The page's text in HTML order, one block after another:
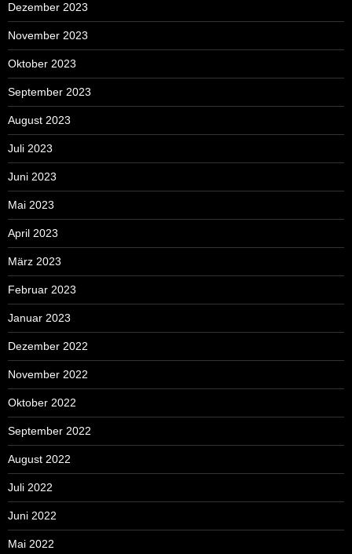
Dezember 2023
November 2023
Oktober 2023
September 2023
August 2023
Juli 2023
Juni 2023
Mai 2023
April 2023
März 2023
Februar 2023
Januar 2023
Dezember 2022
November 2022
Oktober 2022
September 2022
August 2022
Juli 2022
Juni 2022
Mai 2022